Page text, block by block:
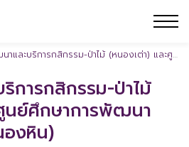
ริการกสิกรรม-ป่าไม้ (หนองเต่า) และศูนย์ศึกษาการพัฒนากสิกรรมที่สูง(หนองหิน)
ารกสิกรรม-ป่าไม้
นย์ศึกษาการพัฒนา
งหิน)